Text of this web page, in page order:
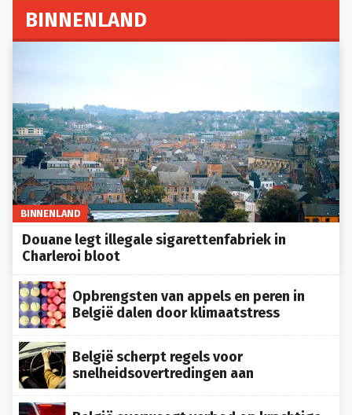
BINNENLAND
BINNENLAND
Douane legt illegale sigarettenfabriek in
Charleroi bloot
Opbrengsten van appels en peren in
België dalen door klimaatstress
België scherpt regels voor
snelheidsovertredingen aan
België overweegt verbod op krachtige